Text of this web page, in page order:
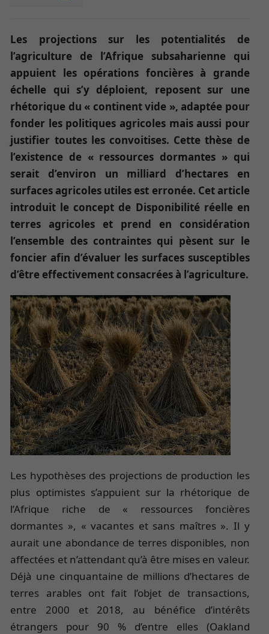
Les projections sur les potentialités de
l’agriculture de l’Afrique subsaharienne qui
appuient les opérations foncières à grande
échelle qui s’y déploient, reposent sur une
rhétorique du « continent vide », adaptée pour
fonder les politiques agricoles mais aussi pour
justifier toutes les convoitises. Cette thèse de
l’existence de « ressources dormantes » qui
serait d’environ un milliard d’hectares en
surfaces agricoles utiles est erronée. Cet article
introduit le concept de Disponibilité réelle en
terres agricoles et prend en considération
l’ensemble des contraintes qui pèsent sur le
foncier afin d’évaluer les surfaces susceptibles
d’être effectivement consacrées à l’agriculture.
Les hypothèses des projections de production les
plus optimistes s’appuient sur la rhétorique de
l’Afrique riche de « ressources foncières
dormantes », « vacantes et sans maîtres ». Il y
aurait une abondance de terres disponibles, non
affectées et n’attendant qu’à être mises en valeur.
Déjà une cinquantaine de millions d’hectares de
terres arables ont fait l’objet de transactions,
entre 2000 et 2018, au bénéfice d’intérêts
étrangers pour 90 % d’entre elles (Oakland